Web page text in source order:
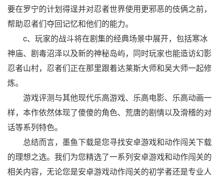
要在罗宁的计划得逞并对忍者世界使用更邪恶的伎俩之前，
帮助忍者们夺回记忆和他们的能力。
c、玩家的战斗将在剧集的经典场景中展开，包括寒冰
神庙、剧毒沼泽以及新的神秘岛屿，同时玩家也能造访幻影
忍者山村，忍者们正在那里跟着达莱斯大师和吴大师一起修
炼。
游戏评测与其他现代乐高游戏、乐高电影、乐高动画一
样，本作依然体现了傻傻的角色、荒唐的剧情以及滑稽的对
话等系列特色。
总结而言，墨鱼下载是您寻找安卓游戏和动作闯关下载
的理想之选。我们为您精选了一系列安卓游戏和动作闯关的
相关内容，无论您是安卓游戏动作闯关的初学者还是专业人